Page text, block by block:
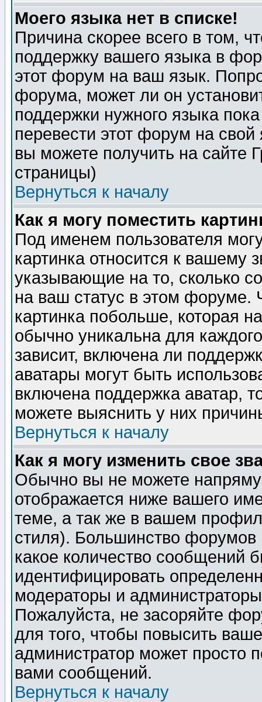
Моего языка нет в списке!
Причина скорее всего в том,
поддержку вашего языка в
этот форум на ваш язык.
форума, может ли он
поддержки нужного языка
перевести этот форум на
вы можете получить на сайте
страницы)
Вернуться к началу
Как я могу поместить
Под именем пользователя
картинка относится к вашему
указывающие на то, сколько
на ваш статус в этом форуме.
картинка побольше, которая
обычно уникальна для
зависит, включена ли
аватары могут быть
включена поддержка аватар,
можете выяснить у них
Вернуться к началу
Как я могу изменить свое
Обычно вы не можете
отображается ниже вашего
теме, а так же в вашем
стиля). Большинство форумов
какое количество сообщений
идентифицировать
модераторы и
Пожалуйста, не засоряйте
для того, чтобы повысить
администратор может просто
вами сообщений.
Вернуться к началу